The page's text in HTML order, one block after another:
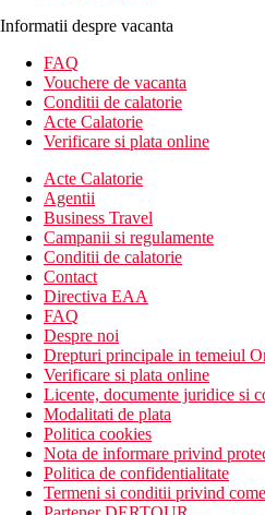
Informatii despre vacanta
FAQ
Vouchere de vacanta
Conditii de calatorie
Acte Calatorie
Verificare si plata online
Acte Calatorie
Agentii
Business Travel
Campanii si regulamente
Conditii de calatorie
Contact
Directiva EAA
FAQ
Despre noi
Drepturi principale in temeiul
Verificare si plata online
Licente, documente juridice si
Modalitati de plata
Politica cookies
Nota de informare privind
Politica de confidentialitate
Termeni si conditii privind